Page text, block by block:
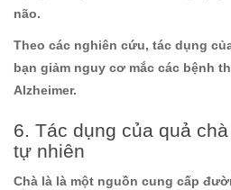
não.
Theo các nghiên cứu, tác dụng
bạn giảm nguy cơ mắc các bệnh
Alzheimer.
6. Tác dụng của quả
tự nhiên
Chà là là một nguồn cung cấp